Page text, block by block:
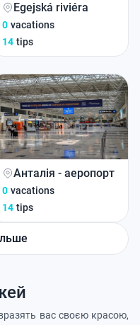
Egejská riviéra
0 vacations
14 tips
Анталія - аеропорт
0 vacations
14 tips
вразять вас своєю красою,